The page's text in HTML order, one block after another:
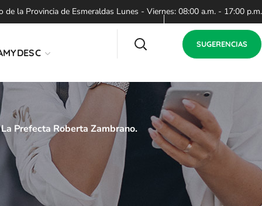
la Provincia de Esmeraldas Lunes - Viernes: 08:00 a.m. - 17:00 p.m.
SUGERENCIAS
Prefecta Roberta Zambrano.